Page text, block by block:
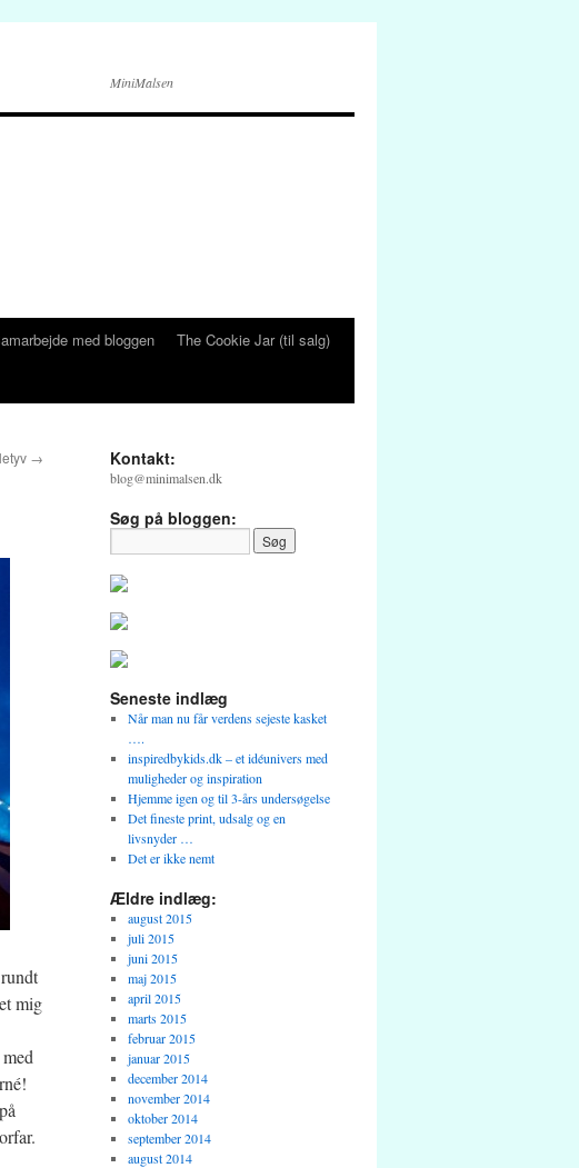
MiniMalsen
med bloggen
The Cookie Jar (til salg)
→
mig
Kontakt:
blog@minimalsen.dk
Søg på bloggen:
Seneste indlæg
Når man nu får verdens sejeste kasket
….
inspiredbykids.dk – et idéunivers med
muligheder og inspiration
Hjemme igen og til 3-års undersøgelse
Det fineste print, udsalg og en
livsnyder …
Det er ikke nemt
Ældre indlæg:
august 2015
juli 2015
juni 2015
maj 2015
april 2015
marts 2015
februar 2015
januar 2015
december 2014
november 2014
oktober 2014
september 2014
august 2014